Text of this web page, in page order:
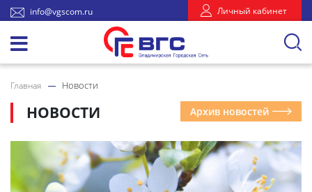
info@vgscom.ru Личный кабинет
Главная Новости
НОВОСТИ Архив новостей